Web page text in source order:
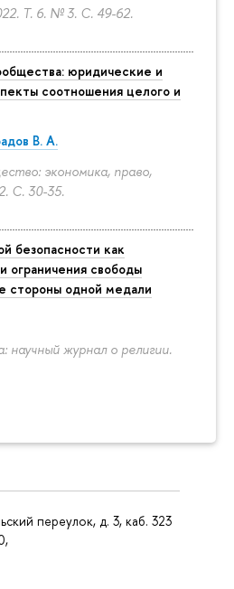
Т. 6. № 3. С. 49-62.
юридические и
соотношения целого и
В. А.
экономика, право,
С. 30-35.
безопасности как
ограничения свободы
стороны одной медали
научный журнал о религии.
переулок, д. 3, каб. 323